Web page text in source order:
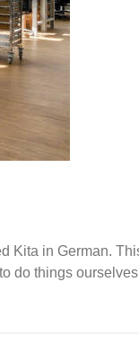
Kita in German.
do things